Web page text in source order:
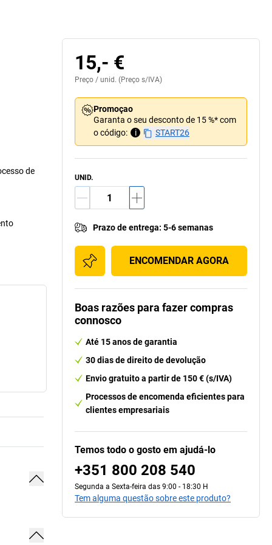
de
15,- €
Preço / unid. (Preço s/IVA)
Promoçao
Garanta o seu desconto de 15 %* com
o código:
i START26
UNID.
Prazo de entrega: 5-6 semanas
ENCOMENDAR AGORA
Boas razões para fazer compras
connosco
Até 15 anos de garantia
30 dias de direito de devolução
Envio gratuito a partir de 150 € (s/IVA)
Processos de encomenda eficientes para
clientes empresariais
Temos todo o gosto em ajudá-lo
+351 800 208 540
Segunda a Sexta-feira das 9:00 - 18:30 H
Tem alguma questão sobre este produto?